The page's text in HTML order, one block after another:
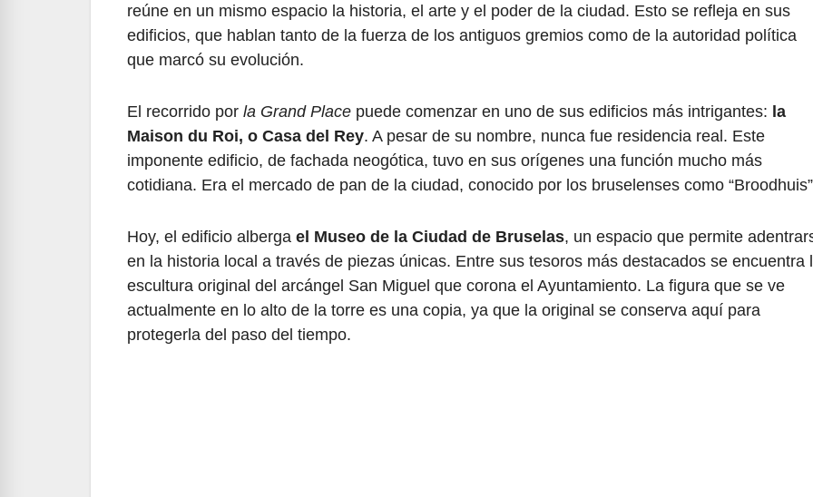
reúne en un mismo espacio la historia, el arte y el poder de la ciudad. Esto se refleja en sus
edificios, que hablan tanto de la fuerza de los antiguos gremios como de la autoridad política
que marcó su evolución.
El recorrido por la Grand Place puede comenzar en uno de sus edificios más intrigantes: la
Maison du Roi, o Casa del Rey. A pesar de su nombre, nunca fue residencia real. Este
imponente edificio, de fachada neogótica, tuvo en sus orígenes una función mucho más
cotidiana. Era el mercado de pan de la ciudad, conocido por los bruselenses como
Hoy, el edificio alberga el Museo de la Ciudad de Bruselas, un espacio que permite
en la historia local a través de piezas únicas. Entre sus tesoros más destacados se encuentra
escultura original del arcángel San Miguel que corona el Ayuntamiento. La figura que se ve
actualmente en lo alto de la torre es una copia, ya que la original se conserva aquí para
protegerla del paso del tiempo.